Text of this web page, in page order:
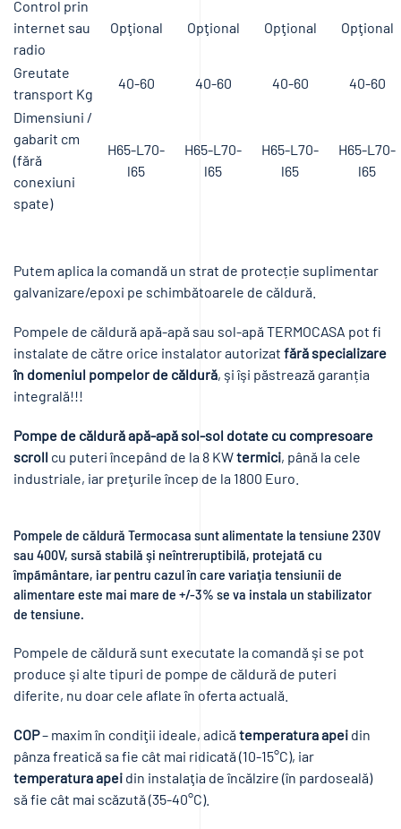
Control prin
internet sau
radio
Opţional Opţional Opţional Opţional
Greutate
transport Kg
40-60 40-60 40-60
40-60
Dimensiuni /
gabarit cm
(fără
conexiuni
spate)
H65-L70-
l65
H65-L70-
l65
H65-L70-
l65
H65-L70-
l65
Putem aplica la comandă un strat de protecție suplimentar
galvanizare/epoxi pe schimbătoarele de căldură.
Pompele de căldură apă-apă sau sol-apă TERMOCASA pot fi
instalate de către orice instalator autorizat fără specializare
în domeniul pompelor de căldură, şi îşi păstrează garanția
integrală!!!
Pompe de căldură apă-apă sol-sol dotate cu compresoare
scroll cu puteri începând de la 8 KWtermici, până la cele
industriale, iar preţurile încep de la 1800 Euro.
Pompele de căldură Termocasa sunt alimentate la tensiune 230V
sau 400V, sursă stabilă şi neîntreruptibilă, protejatã cu
împãmântare, iar pentru cazul în care variaţia tensiunii de
alimentare este mai mare de +/-3% se va instala un stabilizator
de tensiune.
Pompele de căldură sunt executate la comandă şi se pot
produce şi alte tipuri de pompe de căldură de puteri
diferite, nu doar cele aflate în oferta actuală.
COP– maxim în condiţii ideale, adică temperatura apei din
pânza freatică sa fie cât mai ridicată (10-15°C), iar
temperatura apei din instalaţia de încălzire (în pardoseală)
să fie cât mai scăzută (35-40°C).